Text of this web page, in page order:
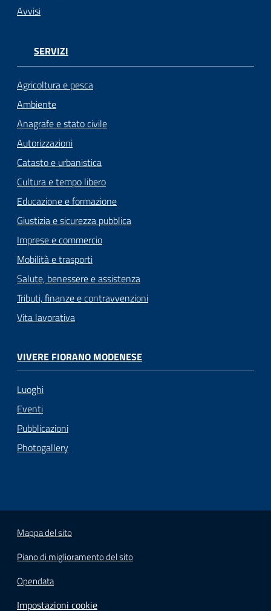
Avvisi
SERVIZI
Agricoltura e pesca
Ambiente
Anagrafe e stato civile
Autorizzazioni
Catasto e urbanistica
Cultura e tempo libero
Educazione e formazione
Giustizia e sicurezza pubblica
Imprese e commercio
Mobilità e trasporti
Salute, benessere e assistenza
Tributi, finanze e contravvenzioni
Vita lavorativa
VIVERE FIORANO MODENESE
Luoghi
Eventi
Pubblicazioni
Photogallery
Mappa del sito
Piano di miglioramento del sito
Opendata
Impostazioni cookie